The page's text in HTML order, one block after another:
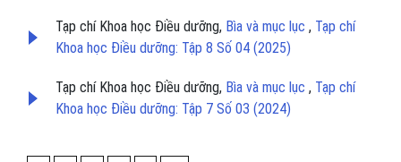
Tạp chí Khoa học Điều dưỡng, Bìa và mục lục , Tạp chí
Khoa học Điều dưỡng: Tập 8 Số 04 (2025)
Tạp chí Khoa học Điều dưỡng, Bìa và mục lục , Tạp chí
Khoa học Điều dưỡng: Tập 7 Số 03 (2024)